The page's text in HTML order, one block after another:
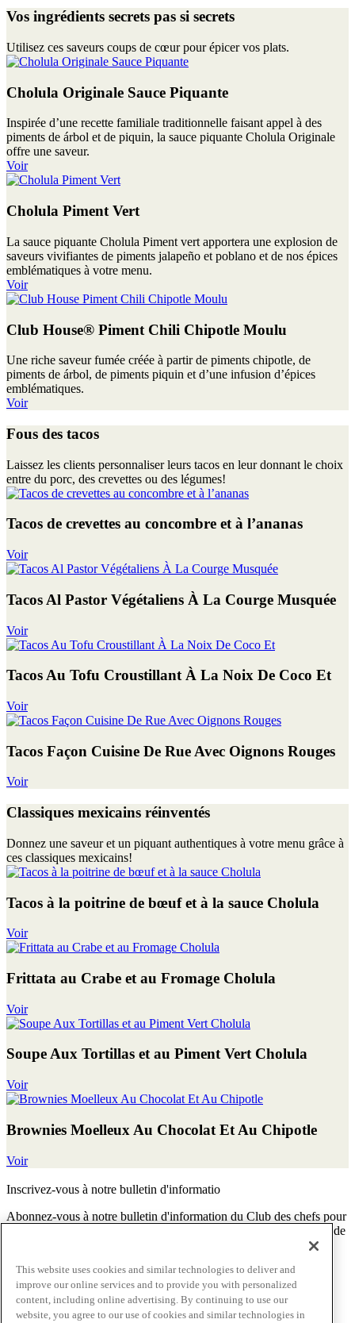
Vos ingrédients secrets pas si secrets
Utilisez ces saveurs coups de cœur pour épicer vos plats.
Cholula Originale Sauce Piquante
Inspirée d’une recette familiale traditionnelle faisant appel à des
piments de árbol et de piquin, la sauce piquante Cholula Originale
offre une saveur.
Voir
Cholula Piment Vert
La sauce piquante Cholula Piment vert apportera une explosion de
saveurs vivifiantes de piments jalapeño et poblano et de nos épices
emblématiques à votre menu.
Voir
Club House® Piment Chili Chipotle Moulu
Une riche saveur fumée créée à partir de piments chipotle, de
piments de árbol, de piments piquin et d’une infusion d’épices
emblématiques.
Voir
Fous des tacos
Laissez les clients personnaliser leurs tacos en leur donnant le choix
entre du porc, des crevettes ou des légumes!
Tacos de crevettes au concombre et à l’ananas
Voir
Tacos Al Pastor Végétaliens À La Courge Musquée
Voir
Tacos Au Tofu Croustillant À La Noix De Coco Et
Voir
Tacos Façon Cuisine De Rue Avec Oignons Rouges
Voir
Classiques mexicains réinventés
Donnez une saveur et un piquant authentiques à votre menu grâce à
ces classiques mexicains!
Tacos à la poitrine de bœuf et à la sauce Cholula
Voir
Frittata au Crabe et au Fromage Cholula
Voir
Soupe Aux Tortillas et au Piment Vert Cholula
Voir
Brownies Moelleux Au Chocolat Et Au Chipotle
Voir
Inscrivez-vous à notre bulletin d'informatio
Abonnez-vous à notre bulletin d'information du Club des chefs pour
découvrir plus de chefs, de tendances en restauration, de recettes, de
S'abonner
Passer au contenu principal(Skip)
This website uses cookies and similar technologies to deliver and
improve our online services and to provide you with personalized
content, including online advertising. By continuing to use our
website, you agree to our use of cookies and similar technologies in